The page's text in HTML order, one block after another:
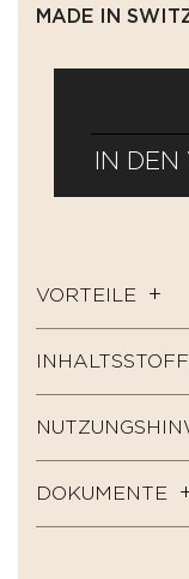
MADE IN
IN
VORTEILE
DOKUMENTE